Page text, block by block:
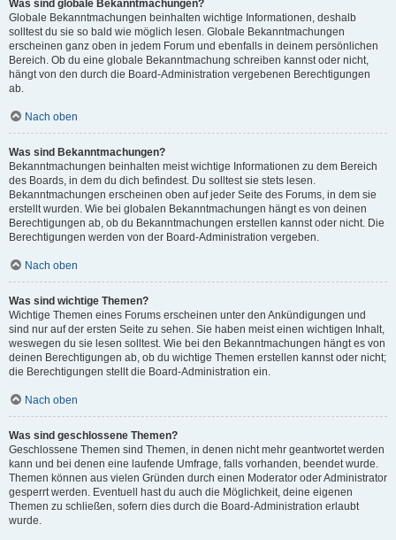
Was sind globale Bekanntmachungen?
Globale Bekanntmachungen beinhalten wichtige Informationen, deshalb
solltest du sie so bald wie möglich lesen. Globale Bekanntmachungen
erscheinen ganz oben in jedem Forum und ebenfalls in deinem persönlichen
Bereich. Ob du eine globale Bekanntmachung schreiben kannst oder nicht,
hängt von den durch die Board-Administration vergebenen Berechtigungen
ab.
Nach oben
Was sind Bekanntmachungen?
Bekanntmachungen beinhalten meist wichtige Informationen zu dem Bereich
des Boards, in dem du dich befindest. Du solltest sie stets lesen.
Bekanntmachungen erscheinen oben auf jeder Seite des Forums, in dem sie
erstellt wurden. Wie bei globalen Bekanntmachungen hängt es von deinen
Berechtigungen ab, ob du Bekanntmachungen erstellen kannst oder nicht. Die
Berechtigungen werden von der Board-Administration vergeben.
Nach oben
Was sind wichtige Themen?
Wichtige Themen eines Forums erscheinen unter den Ankündigungen und
sind nur auf der ersten Seite zu sehen. Sie haben meist einen wichtigen Inhalt,
weswegen du sie lesen solltest. Wie bei den Bekanntmachungen hängt es von
deinen Berechtigungen ab, ob du wichtige Themen erstellen kannst oder nicht;
die Berechtigungen stellt die Board-Administration ein.
Nach oben
Was sind geschlossene Themen?
Geschlossene Themen sind Themen, in denen nicht mehr geantwortet werden
kann und bei denen eine laufende Umfrage, falls vorhanden, beendet wurde.
Themen können aus vielen Gründen durch einen Moderator oder Administrator
gesperrt werden. Eventuell hast du auch die Möglichkeit, deine eigenen
Themen zu schließen, sofern dies durch die Board-Administration erlaubt
wurde.